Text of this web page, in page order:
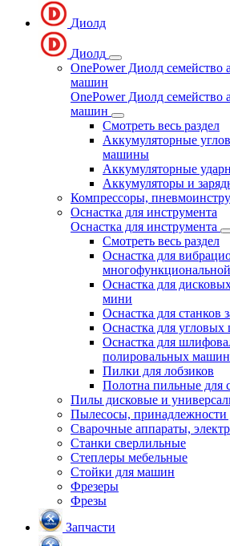
Диолд
Диолд
OnePower Диолд семейство
машин
OnePower Диолд семейство
машин
Смотреть весь раздел
Аккумуляторные
машины
Аккумуляторные
Аккумуляторы и
Компрессоры,
Оснастка для инструмента
Оснастка для инструмента
Смотреть весь раздел
Оснастка для
Оснастка для
мини
Оснастка для станков
Оснастка для
Оснастка для
полировальных машин
Пилки для лобзиков
Полотна пильные для
Пилы дисковые и
Пылесосы, принадлежности
Сварочные аппараты,
Станки сверлильные
Степлеры мебельные
Стойки для машин
Фрезеры
Фрезы
Запчасти